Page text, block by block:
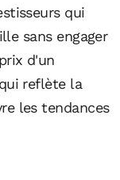
qui
sans engager
d'un
reflète la
les tendances